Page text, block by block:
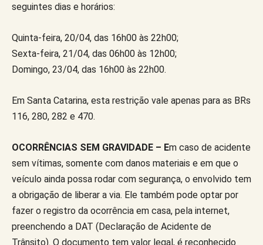
seguintes dias e horários:
Quinta-feira, 20/04, das 16h00 às 22h00;
Sexta-feira, 21/04, das 06h00 às 12h00;
Domingo, 23/04, das 16h00 às 22h00.
Em Santa Catarina, esta restrição vale apenas para as BRs
116, 280, 282 e 470.
OCORRÊNCIAS SEM GRAVIDADE – Em caso de acidente
sem vítimas, somente com danos materiais e em que o
veículo ainda possa rodar com segurança, o envolvido tem
a obrigação de liberar a via. Ele também pode optar por
fazer o registro da ocorrência em casa, pela internet,
preenchendo a DAT (Declaração de Acidente de
Trânsito). O documento tem valor legal, é reconhecido